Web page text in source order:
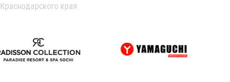
Краснодарского края